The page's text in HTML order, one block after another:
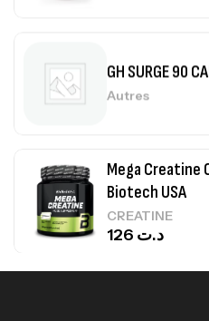
GH SURGE 90
Autres
Mega Creatine
Biotech USA
CREATINE
د.ت